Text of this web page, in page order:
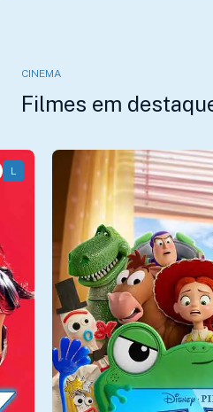
CINEMA
Filmes em
L Animação, Aventura,